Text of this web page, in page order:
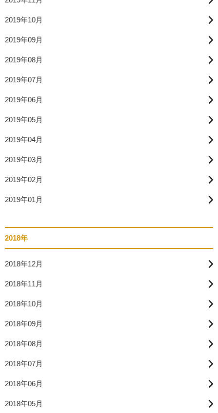
2019年10月
2019年09月
2019年08月
2019年07月
2019年06月
2019年05月
2019年04月
2019年03月
2019年02月
2019年01月
2018年
2018年12月
2018年11月
2018年10月
2018年09月
2018年08月
2018年07月
2018年06月
2018年05月